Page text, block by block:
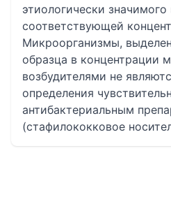
этиологически значимого
соответствующей
Микроорганизмы,
образца в концентрации
возбудителями не
определения
антибактериальным
(стафилококковое